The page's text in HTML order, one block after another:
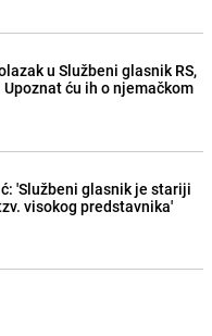
u Službeni glasnik RS,
ću ih o njemačkom
'Službeni glasnik je stariji
visokog predstavnika'